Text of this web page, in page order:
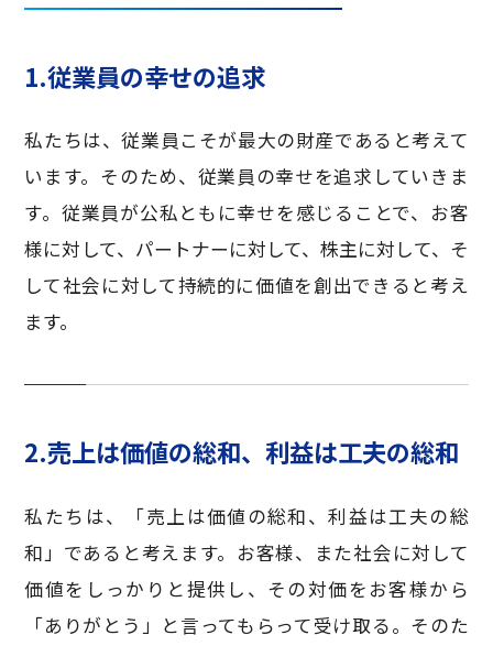
1.従業員の幸せの追求
私たちは、従業員こそが最大の財産であると考えて
います。そのため、従業員の幸せを追求していきま
す。従業員が公私ともに幸せを感じることで、お客
様に対して、パートナーに対して、株主に対して、そ
して社会に対して持続的に価値を創出できると考え
ます。
2.売上は価値の総和、利益は工夫の総和
私たちは、「売上は価値の総和、利益は工夫の総
和」であると考えます。お客様、また社会に対して
価値をしっかりと提供し、その対価をお客様から
「ありがとう」と言ってもらって受け取る。そのた